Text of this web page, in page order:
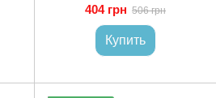
404 грн 506 грн
Купить